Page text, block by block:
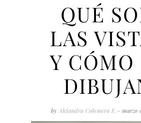
QUÉ
LAS
Y CÓMO
by Alejandra Colomera F. - marzo